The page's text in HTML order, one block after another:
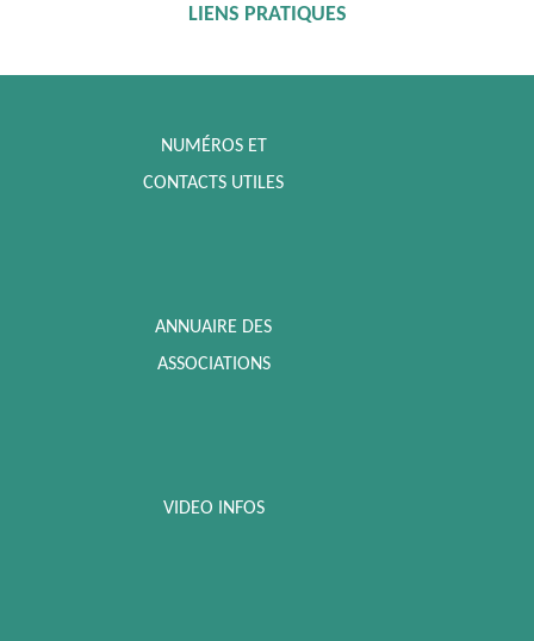
LIENS PRATIQUES
NUMÉROS ET
CONTACTS UTILES
ANNUAIRE DES
ASSOCIATIONS
VIDEO INFOS